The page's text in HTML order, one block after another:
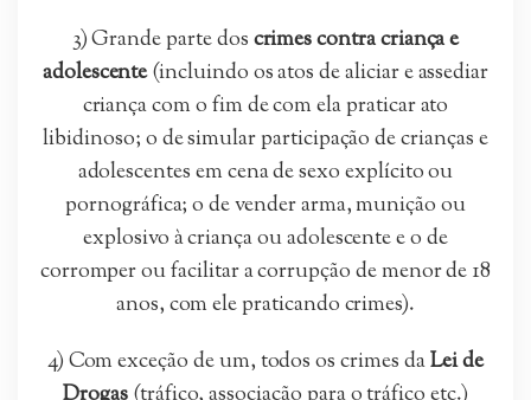
3) Grande parte doscrimes contra criança e
adolescente(incluindo os atos de aliciar e assediar
criança com o fim de com ela praticar ato
libidinoso; o de simular participação de crianças e
adolescentes em cena de sexo explícito ou
pornográfica; o de vender arma, munição ou
explosivo à criança ou adolescente e o de
corromper ou facilitar a corrupção de menor de 18
anos, com ele praticando crimes).
4) Com exceção de um, todos os crimes daLei de